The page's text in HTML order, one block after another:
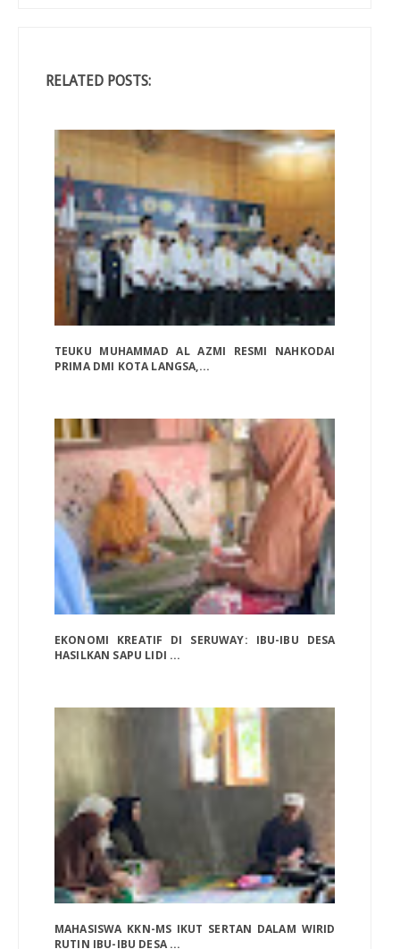
RELATED POSTS:
TEUKU MUHAMMAD AL AZMI RESMI NAHKODAI
PRIMA DMI KOTA LANGSA,...
EKONOMI KREATIF DI SERUWAY: IBU-IBU DESA
HASILKAN SAPU LIDI ...
MAHASISWA KKN-MS IKUT SERTAN DALAM WIRID
RUTIN IBU-IBU DESA ...